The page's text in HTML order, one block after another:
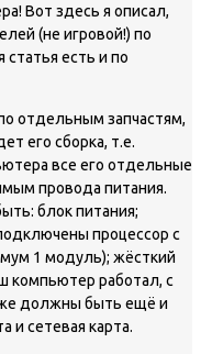
Вот здесь я описал,
(не игровой!) по
есть и по
отдельным запчастям,
его сборка, т.е.
все его отдельные
провода питания.
блок питания;
процессор с
1 модуль); жёсткий
компьютер работал, с
должны быть ещё и
и сетевая карта.